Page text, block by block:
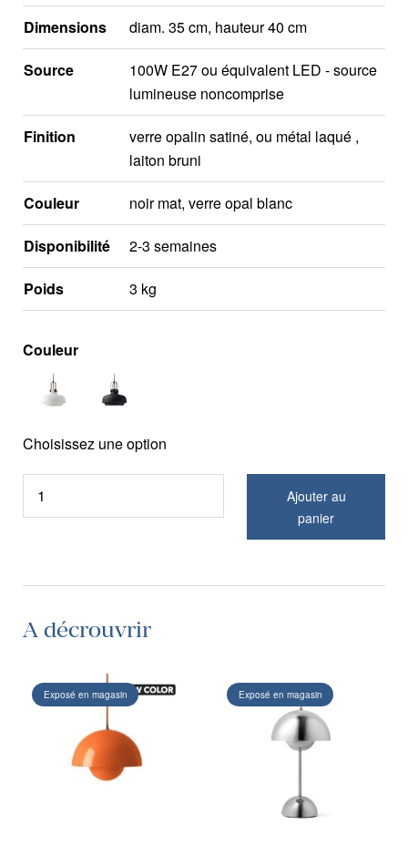
Dimensions diam. 35 cm, hauteur 40 cm
Source
100W E27 ou équivalent LED - source
lumineuse noncomprise
Finition
verre opalin satiné, ou métal laqué ,
laiton bruni
Couleur noir mat, verre opal blanc
Disponibilité 2-3 semaines
Poids 3 kg
Couleur
Choisissez une option
Ajouter au
panier
A décrouvrir
Exposé en magasin Exposé en magasin